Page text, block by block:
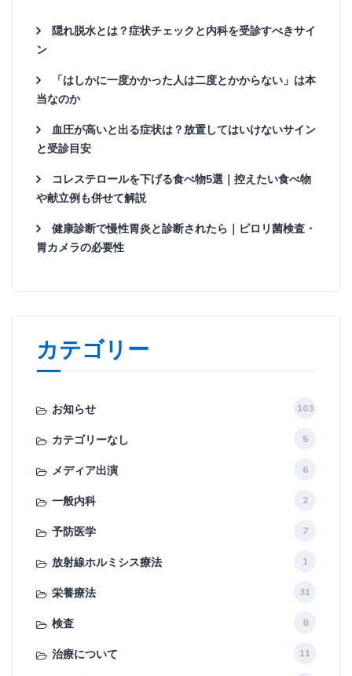
隠れ脱水とは？症状チェックと内科を受診すべきサイ
ン
「はしかに一度かかった人は二度とかからない」は本
当なのか
血圧が高いと出る症状は？放置してはいけないサイン
と受診目安
コレステロールを下げる食べ物5選｜控えたい食べ物
や献立例も併せて解説
健康診断で慢性胃炎と診断されたら｜ピロリ菌検査・
胃カメラの必要性
カテゴリー
お知らせ 103
カテゴリーなし 5
メディア出演 6
一般内科 2
予防医学 7
放射線ホルミシス療法 1
栄養療法 31
検査 8
治療について 11